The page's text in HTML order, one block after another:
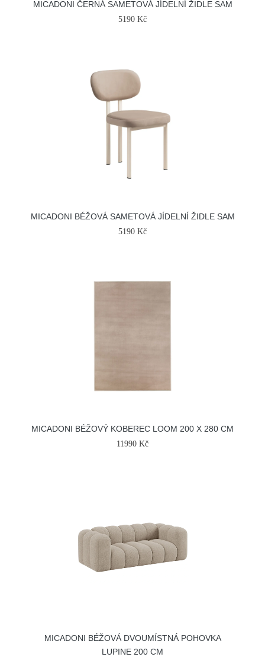
MICADONI ČERNÁ SAMETOVÁ JÍDELNÍ ŽIDLE SAM
5190 Kč
MICADONI BÉŽOVÁ SAMETOVÁ JÍDELNÍ ŽIDLE SAM
5190 Kč
MICADONI BÉŽOVÝ KOBEREC LOOM 200 X 280 CM
11990 Kč
MICADONI BÉŽOVÁ DVOUMÍSTNÁ POHOVKA
LUPINE 200 CM